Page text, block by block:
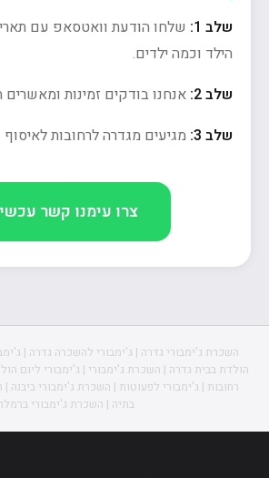
שלב 1:
שלחו הודעת וואטסאפ עם
הילד וכמה ילדים.
שלב 2:
אנחנו בודקים זמינות
שלב 3:
מגיעים מגדרה לרחובות
צרו עימנו קשר
השכרת ג'ימבורי גדרה | ג'ימבורי להשכרה גדרה |
הולדת בבית גדרה | השכרת ג'ימבורי | ג'ימבורי ליום
רחובות | ג'ימבורי לפעוטות | השכרת ג'ימבורי ביבנה
בתיה | השכרת ג'ימבורי